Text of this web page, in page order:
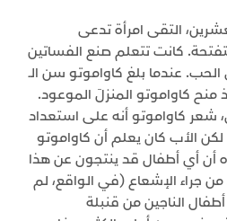
التقى امرأة تدعى
كانت تتعلم صنع الفساتين
عندما بلغ كاواموتو سن الـ
إذ منح كاواموتو المنزلَ الموعود.
شعر كاواموتو أنه على استعداد
الأب كان يعلم أن كاواموتو
أن أي أطفال قد ينتجون عن هذا
جراء الإشعاع (في الواقع، لم
الناجين من قنبلة